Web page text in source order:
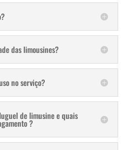
das limousines?
no serviço?
de limusine e quais
?